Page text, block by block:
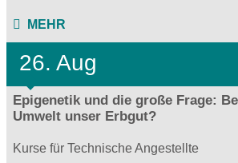
MEHR
26. Aug
Epigenetik und die große Frage:
Umwelt unser Erbgut?
Kurse für Technische Angestellte